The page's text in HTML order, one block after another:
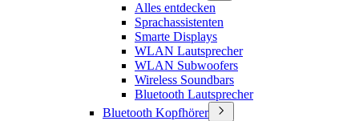
Alles entdecken
Sprachassistenten
Smarte Displays
WLAN Lautsprecher
WLAN Subwoofers
Wireless Soundbars
Bluetooth Lautsprecher
Bluetooth Kopfhörer